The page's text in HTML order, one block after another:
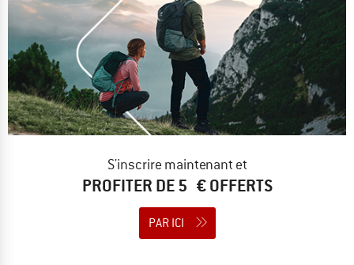
S'inscrire maintenant et
PROFITER DE 5 € OFFERTS
PAR ICI